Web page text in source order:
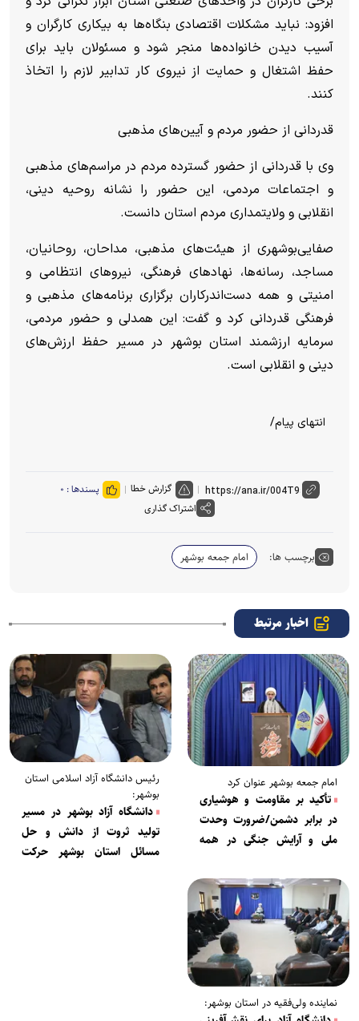
افزود: نباید مشکلات اقتصادی بنگاه‌ها به بیکاری کارگران و
آسیب دیدن خانواده‌ها منجر شود و مسئولان باید برای
حفظ اشتغال و حمایت از نیروی کار تدابیر لازم را اتخاذ
کنند.
قدردانی از حضور مردم و آیین‌های مذهبی
وی با قدردانی از حضور گسترده مردم در مراسم‌های مذهبی
و اجتماعات مردمی، این حضور را نشانه روحیه دینی،
انقلابی و ولایتمداری مردم استان دانست.
صفایی‌بوشهری از هیئت‌های مذهبی، مداحان، روحانیان،
مساجد، رسانه‌ها، نهاد‌های فرهنگی، نیرو‌های انتظامی و
امنیتی و همه دست‌اندرکاران برگزاری برنامه‌های مذهبی و
فرهنگی قدردانی کرد و گفت: این همدلی و حضور مردمی،
سرمایه ارزشمند استان بوشهر در مسیر حفظ ارزش‌های
دینی و انقلابی است.
انتهای پیام/
گزارش خطا پسندها : ۰
اشتراک گذاری
برچسب ها: امام جمعه بوشهر
اخبار مرتبط
امام جمعه بوشهر عنوان کرد
تأکید بر مقاومت و هوشیاری
در برابر دشمن/ضرورت وحدت
ملی و آرایش جنگی در همه
رئیس دانشگاه آزاد اسلامی استان
بوشهر:
دانشگاه آزاد بوشهر در مسیر
تولید ثروت از دانش و حل
مسائل استان بوشهر حرکت
نماینده ولی‌فقیه در استان بوشهر: